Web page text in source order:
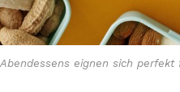
eignen sich